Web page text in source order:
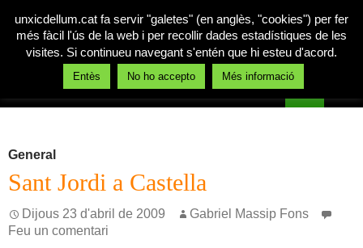
Un xic de llum
General
Sant Jordi a Castella
Dijous 23 d'abril de 2009
Gabriel Massip Fons
Feu un comentari
unxicdellum.cat fa servir "galetes" (en anglès, "cookies") per fer
més fàcil l'ús de la web i per recollir dades estadístiques de les
visites. Si continueu navegant s'entén que hi esteu d'acord.
Entès No ho accepto Més informació